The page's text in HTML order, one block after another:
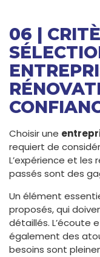
06 |
Choisir une
requiert de
L’expérience et les
passés sont des
Un élément
proposés, qui
détaillés. L’écoute
également des
besoins sont